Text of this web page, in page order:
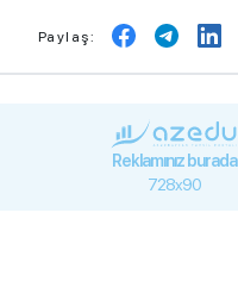
Paylaş:
Reklamınız burada
728x90